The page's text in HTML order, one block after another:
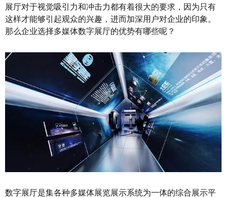
展厅对于视觉吸引力和冲击力都有着很大的要求，因为只有
这样才能够引起观众的兴趣，进而加深用户对企业的印象。
那么企业选择多媒体数字展厅的优势有哪些呢？
数字展厅是集各种多媒体展览展示系统为一体的综合展示平
百科知识